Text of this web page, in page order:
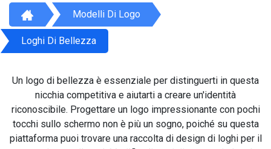
Modelli Di Logo
Loghi Di Bellezza
Un logo di bellezza è essenziale per distinguerti in questa
nicchia competitiva e aiutarti a creare un'identità
riconoscibile. Progettare un logo impressionante con pochi
tocchi sullo schermo non è più un sogno, poiché su questa
piattaforma puoi trovare una raccolta di design di loghi per il